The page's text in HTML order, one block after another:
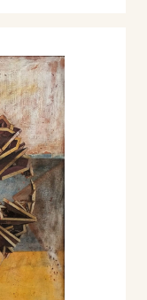
Moderna,
ad oggi, N°
Cairo
d’arte
di
Editore.
2018”,
321, vol. 51,